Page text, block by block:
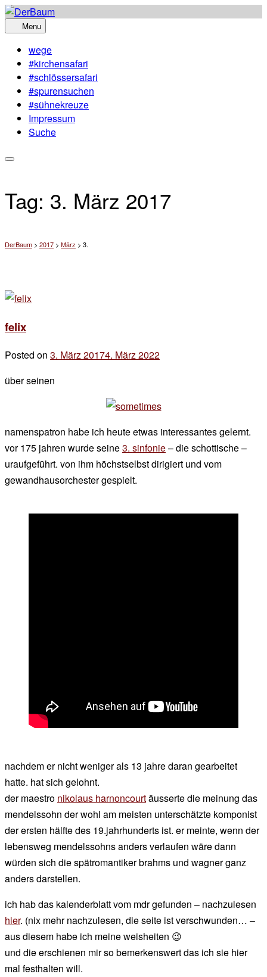
Skip
to
Menu
wege
#kirchensafari
#schlössersafari
#spurensuchen
#sühnekreuze
Impressum
Suche
Tag: 3. März 2017
DerBaum > 2017 > März > 3.
felix
Posted on 3. März 20174. März 2022
über seinen
namenspatron habe ich heute etwas interessantes gelernt.
vor 175 jahren wurde seine3. sinfonie– die schottische –
uraufgeführt. von ihm höchstselbst dirigiert und vom
gewandhausorchester gespielt.
nachdem er nicht weniger als 13 jahre daran gearbeitet
hatte. hat sich gelohnt.
der maestro nikolaus harnoncourtäusserte die meinung das
mendelssohn der wohl am meisten unterschätzte komponist
der ersten hälfte des 19.jahrhunderts ist. er meinte, wenn der
lebensweg mendelssohns anders verlaufen wäre dann
würden sich die spätromantiker brahms und wagner ganz
anders darstellen.
ich hab das kalenderblatt vom mdr gefunden – nachzulesen
hier. (nix mehr nachzulesen, die seite ist verschwunden… –
aus diesem habe ich meine weisheiten 😉
und die erschienen mir so bemerkenswert das ich sie hier
mal festhalten will.